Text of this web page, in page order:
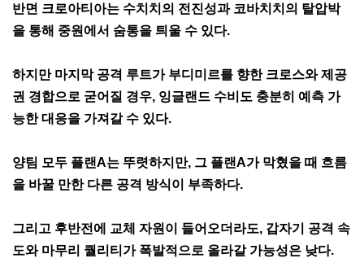
반면 크로아티아는 수치치의 전진성과 코바치치의 탈압박
을 통해 중원에서 숨통을 틔울 수 있다.
하지만 마지막 공격 루트가 부디미르를 향한 크로스와 제공
권 경합으로 굳어질 경우, 잉글랜드 수비도 충분히 예측 가
능한 대응을 가져갈 수 있다.
양팀 모두 플랜A는 뚜렷하지만, 그 플랜A가 막혔을 때 흐름
을 바꿀 만한 다른 공격 방식이 부족하다.
그리고 후반전에 교체 자원이 들어오더라도, 갑자기 공격 속
도와 마무리 퀄리티가 폭발적으로 올라갈 가능성은 낮다.